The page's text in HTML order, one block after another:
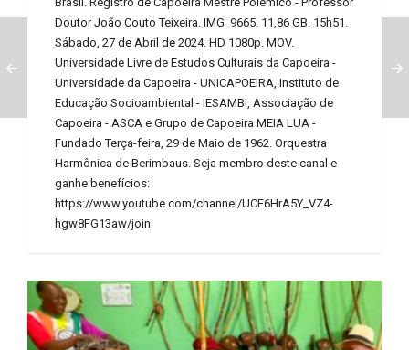
Doutor João Couto Teixeira. IMG_9665. 11,86 GB. 15h51.
Sábado, 27 de Abril de 2024. HD 1080p. MOV.
Universidade Livre de Estudos Culturais da Capoeira -
Universidade da Capoeira - UNICAPOEIRA, Instituto de
Educação Socioambiental - IESAMBI, Associação de
Capoeira - ASCA e Grupo de Capoeira MEIA LUA -
Fundado Terça-feira, 29 de Maio de 1962. Orquestra
Harmônica de Berimbaus. Seja membro deste canal e
ganhe benefícios:
https://www.youtube.com/channel/UCE6HrA5Y_VZ4-
hgw8FG13aw/join